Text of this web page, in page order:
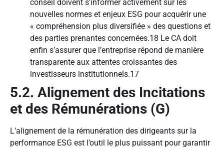
conseil doivent s’informer activement sur les
nouvelles normes et enjeux ESG pour acquérir une
« compréhension plus diversifiée » des questions et
des parties prenantes concernées.18 Le CA doit
enfin s’assurer que l’entreprise répond de manière
transparente aux attentes croissantes des
investisseurs institutionnels.17
5.2. Alignement des Incitations
et des Rémunérations (G)
L’alignement de la rémunération des dirigeants sur la
performance ESG est l’outil le plus puissant pour garantir